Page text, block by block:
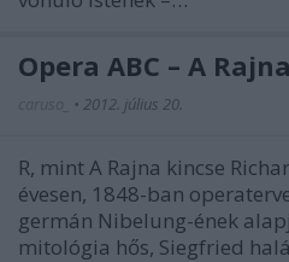
Opera ABC – A
caruso_ • 2012. július 20.
R, mint A Rajna kincse
évesen, 1848-ban
germán Nibelung-ének
mitológia hős, Siegfried